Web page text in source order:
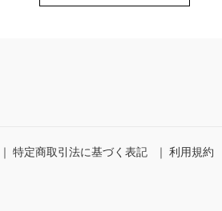
｜ 特定商取引法に基づく表記 ｜ 利用規約